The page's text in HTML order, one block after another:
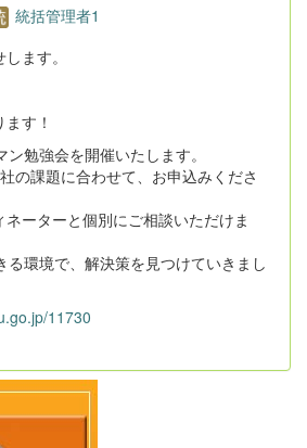
統括管理者1
ます。
す！
勉強会を開催いたします。
の課題に合わせて、お申込みくださ
ーターと個別にご相談いただけま
る環境で、解決策を見つけていきまし
11730